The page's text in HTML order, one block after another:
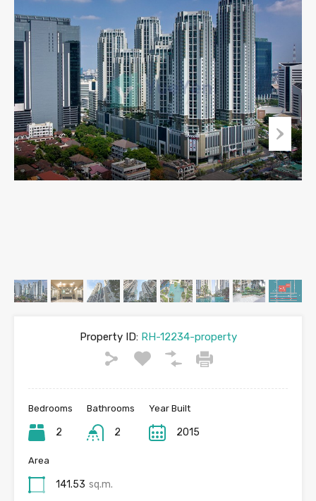
Property ID:RH-12234-property
Bedrooms
2
Bathrooms
2
Year Built
2015
Area
141.53 sq.m.